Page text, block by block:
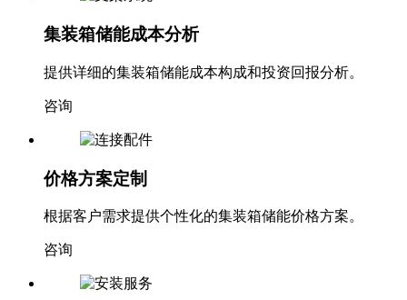
集装箱储能成本分析
提供详细的集装箱储能成本构成和投资回报分析。
咨询
价格方案定制
根据客户需求提供个性化的集装箱储能价格方案。
咨询